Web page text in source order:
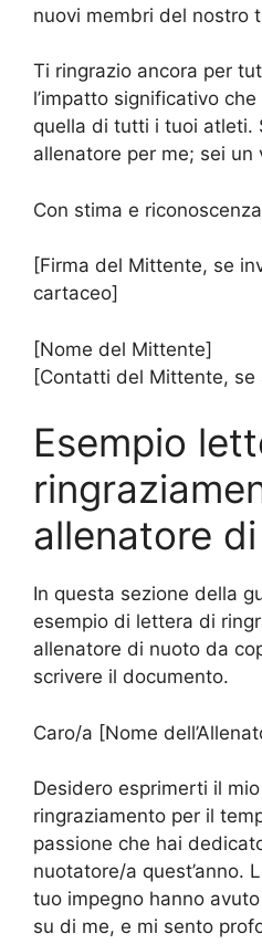
nuovi membri del nostro
Ti ringrazio ancora per
l’impatto significativo
quella di tutti i tuoi atleti.
allenatore per me; sei un
Con stima e
[Firma del Mittente, se
cartaceo]
[Nome del Mittente]
[Contatti del Mittente, se
Esempio
allenatore
In questa sezione della
esempio di lettera di
allenatore di nuoto da
scrivere il documento.
Caro/a [Nome
Desidero esprimerti il
ringraziamento per il
passione che hai
nuotatore/a quest’anno.
tuo impegno hanno
su di me, e mi sento